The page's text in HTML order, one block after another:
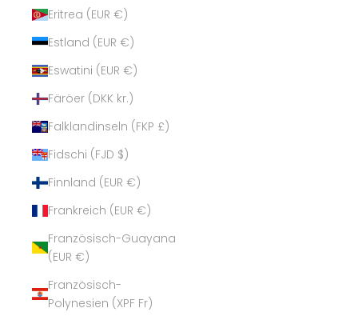
Eritrea (EUR €)
Estland (EUR €)
Eswatini (EUR €)
Färöer (DKK kr.)
Falklandinseln (FKP £)
Fidschi (FJD $)
Finnland (EUR €)
Frankreich (EUR €)
Französisch-Guayana
(EUR €)
Französisch-
Polynesien (XPF Fr)